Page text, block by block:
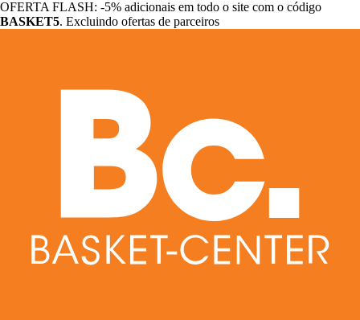
OFERTA FLASH: -5% adicionais em todo o site com o código
BASKET5. Excluindo ofertas de parceiros